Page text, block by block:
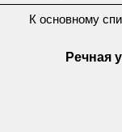
К основному
Речная